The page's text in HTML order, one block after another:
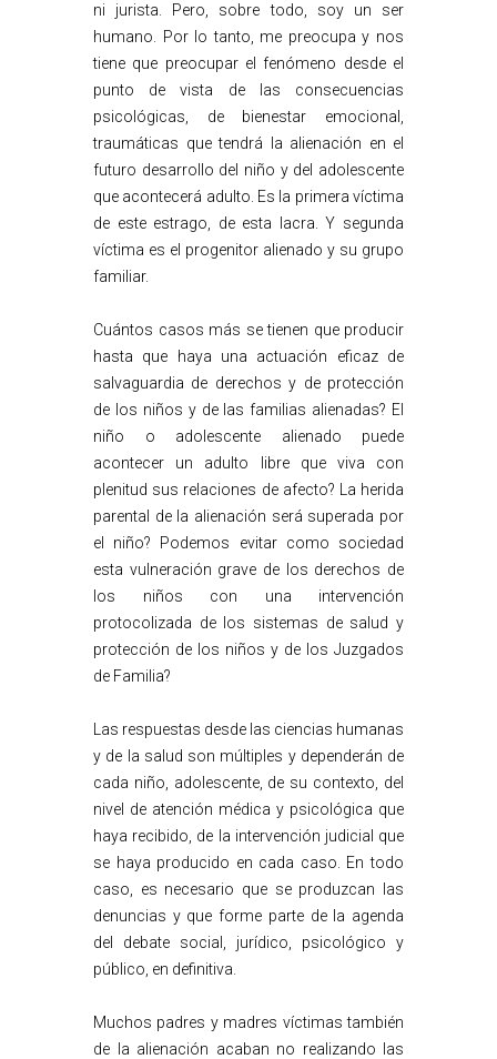
ni jurista. Pero, sobre todo, soy un ser
humano. Por lo tanto, me preocupa y nos
tiene que preocupar el fenómeno desde el
punto de vista de las consecuencias
psicológicas, de bienestar emocional,
traumáticas que tendrá la alienación en el
futuro desarrollo del niño y del adolescente
que acontecerá adulto. Es la primera víctima
de este estrago, de esta lacra. Y segunda
víctima es el progenitor alienado y su grupo
familiar.
Cuántos casos más se tienen que producir
hasta que haya una actuación eficaz de
salvaguardia de derechos y de protección
de los niños y de las familias alienadas? El
niño o adolescente alienado puede
acontecer un adulto libre que viva con
plenitud sus relaciones de afecto? La herida
parental de la alienación será superada por
el niño? Podemos evitar como sociedad
esta vulneración grave de los derechos de
los niños con una intervención
protocolizada de los sistemas de salud y
protección de los niños y de los Juzgados
de Familia?
Las respuestas desde las ciencias humanas
y de la salud son múltiples y dependerán de
cada niño, adolescente, de su contexto, del
nivel de atención médica y psicológica que
haya recibido, de la intervención judicial que
se haya producido en cada caso. En todo
caso, es necesario que se produzcan las
denuncias y que forme parte de la agenda
del debate social, jurídico, psicológico y
público, en definitiva.
Muchos padres y madres víctimas también
de la alienación acaban no realizando las